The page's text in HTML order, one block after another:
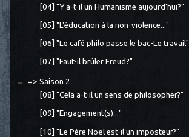
[04] "Y a-t-il un Humanisme aujourd'hui?"
[05] "L'éducation à la non-violence..."
[06] "Le café philo passe le bac-Le travail"
[07] "Faut-il brûler Freud?"
=> Saison 2
[08] "Cela a-t-il un sens de philosopher?"
[09] "Engagement(s)..."
[10] "Le Père Noël est-il un imposteur?"